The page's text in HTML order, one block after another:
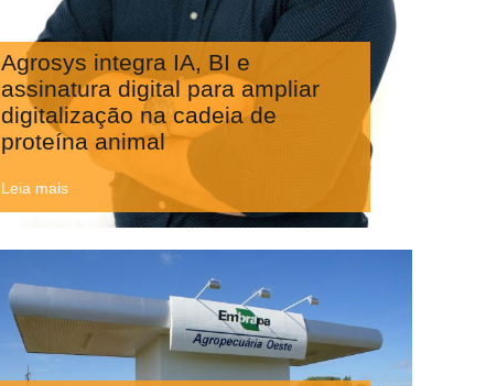
Agrosys integra IA, BI e
assinatura digital para ampliar
digitalização na cadeia de
proteína animal
Leia mais